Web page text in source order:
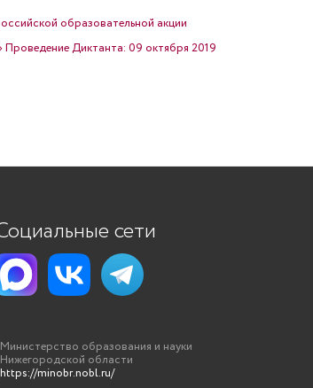
образовательной акции
Диктанта: 09 октября 2019
сети
Министерство образования и науки
Нижегородской области
https://minobr.nobl.ru/